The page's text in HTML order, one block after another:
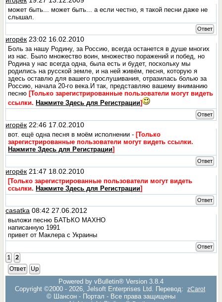
может быть... может быть... а если честно, я такой песни даже не
слышал.
Ответ
игорёк 23:02 16.02.2010
Боль за нашу Родину, за Россию, всегда останется в душе многих
из нас. Было множество воин, множество поражений и побед, но
Родина у нас всегда одна, была есть и будет, поскольку мы
родились на русской земле, и на ней живём, песня, которую я
здесь оставлю для вашего прослушивания, отразилась болью за
Россию, начала 20-го века.И так, представляю вашему вниманию
песню [Только зарегистрированные пользователи могут видеть
ссылки. Нажмите Здесь для Регистрации]
Ответ
игорёк 22:46 17.02.2010
вот. ещё одна песня в моём исполнении - [Только
зарегистрированные пользователи могут видеть ссылки.
Нажмите Здесь для Регистрации]
Ответ
игорёк 21:47 18.02.2010
[Только зарегистрированные пользователи могут видеть
ссылки. Нажмите Здесь для Регистрации]
Ответ
casatka 08:42 27.06.2012
выложи песню БАТЬКО МАХНО
написанную 1991
привет от Маклера с Украины
Ответ
1
2
Ответ
Up
Powered by vBulletin® Version 3.8.4
Copyright ©2000 - 2026, Jelsoft Enterprises Ltd. Перевод:
zCarot
© Шансон - Портал - Все права защищены